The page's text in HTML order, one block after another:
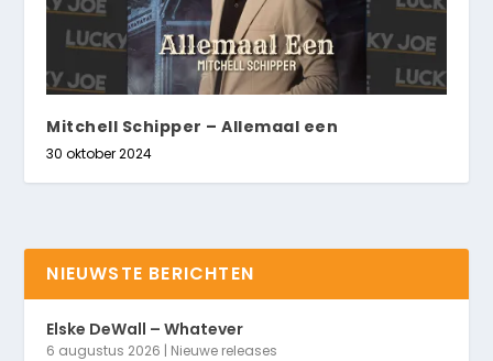
Mitchell Schipper – Allemaal een
30 oktober 2024
NIEUWSTE BERICHTEN
Elske DeWall – Whatever
6 augustus 2026 | Nieuwe releases